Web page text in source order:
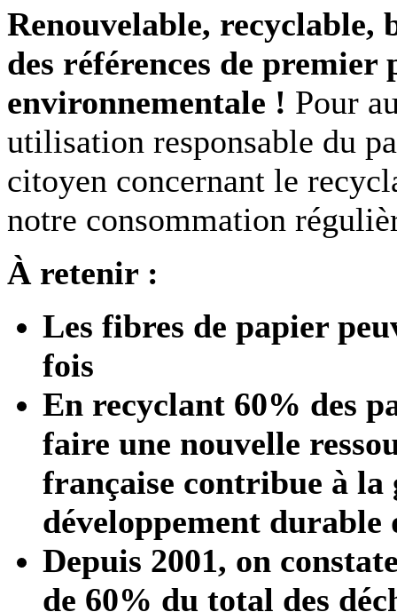
Renouvelable, recyclable,
des références de premier
environnementale ! Pour
utilisation responsable du
citoyen concernant le
notre consommation
À retenir :
Les fibres de papier
fois
En recyclant 60% des
faire une nouvelle
française contribue à la
développement durable
Depuis 2001, on
de 60% du total des